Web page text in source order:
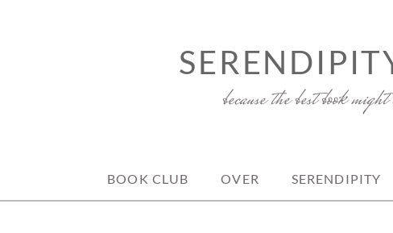
because the best book
BOOK CLUB OVER SERENDIPITY